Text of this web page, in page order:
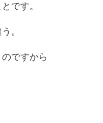
です。
。
ですから